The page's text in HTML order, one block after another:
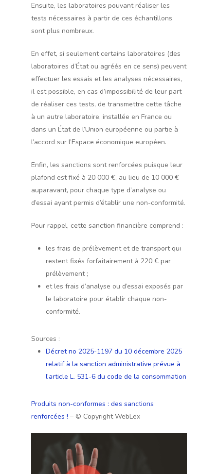
Ensuite, les laboratoires pouvant réaliser les
tests nécessaires à partir de ces échantillons
sont plus nombreux.
En effet, si seulement certains laboratoires (des
laboratoires d’État ou agréés en ce sens) peuvent
effectuer les essais et les analyses nécessaires,
il est possible, en cas d’impossibilité de leur part
de réaliser ces tests, de transmettre cette tâche
à un autre laboratoire, installée en France ou
dans un État de l’Union européenne ou partie à
l’accord sur l’Espace économique européen.
Enfin, les sanctions sont renforcées puisque leur
plafond est fixé à 20 000 €, au lieu de 10 000 €
auparavant, pour chaque type d’analyse ou
d’essai ayant permis d’établir une non-conformité.
Pour rappel, cette sanction financière comprend :
les frais de prélèvement et de transport qui
restent fixés forfaitairement à 220 € par
prélèvement ;
et les frais d’analyse ou d’essai exposés par
le laboratoire pour établir chaque non-
conformité.
Sources :
Décret no 2025-1197 du 10 décembre 2025
relatif à la sanction administrative prévue à
l’article L. 531-6 du code de la consommation
Produits non-conformes : des sanctions
renforcées ! – © Copyright WebLex